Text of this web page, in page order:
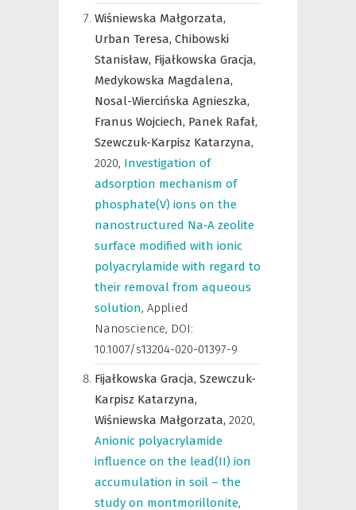
Wiśniewska Małgorzata,
Urban Teresa, Chibowski
Stanisław, Fijałkowska Gracja,
Medykowska Magdalena,
Nosal-Wiercińska Agnieszka,
Franus Wojciech, Panek Rafał,
Szewczuk-Karpisz Katarzyna,
2020, Investigation of
adsorption mechanism of
phosphate(V) ions on the
nanostructured Na‑A zeolite
surface modified with ionic
polyacrylamide with regard to
their removal from aqueous
solution, Applied
Nanoscience, DOI:
10.1007/s13204-020-01397-9
Fijałkowska Gracja, Szewczuk-
Karpisz Katarzyna,
Wiśniewska Małgorzata, 2020,
Anionic polyacrylamide
influence on the lead(II) ion
accumulation in soil – the
study on montmorillonite,